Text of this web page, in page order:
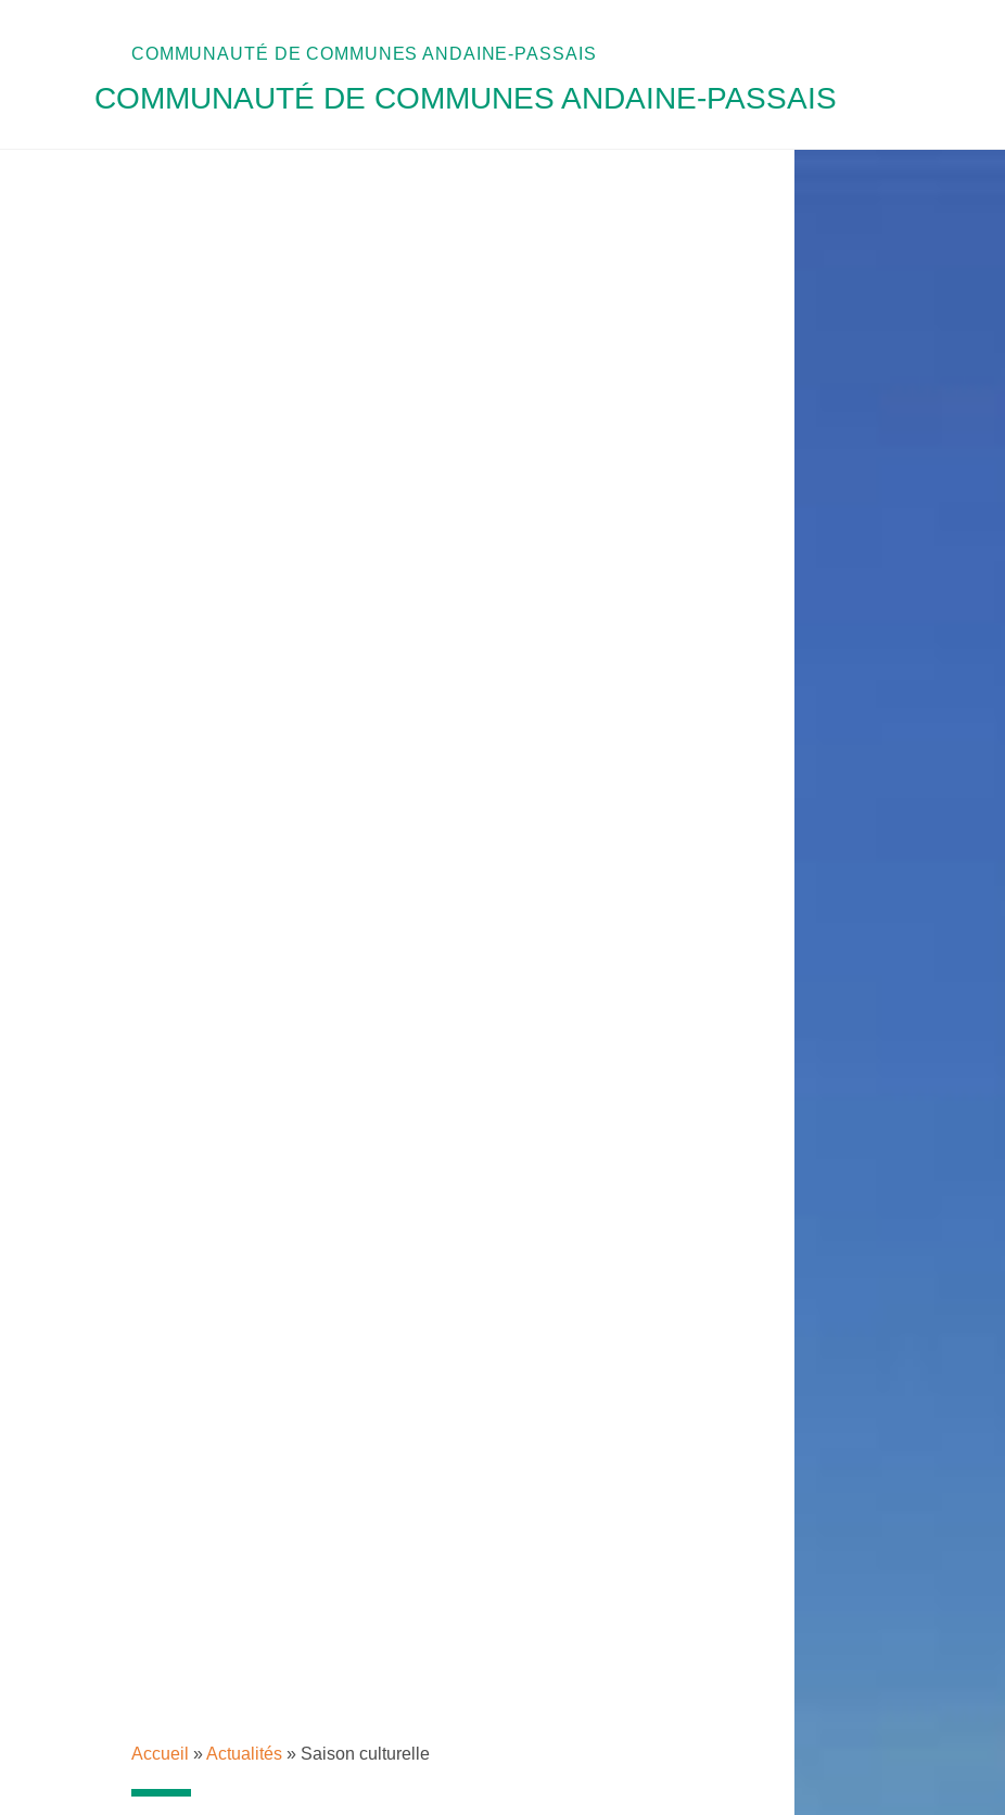
COMMUNAUTÉ DE COMMUNES ANDAINE-PASSAIS
COMMUNAUTÉ DE COMMUNES ANDAINE-PASSAIS
Accueil »Actualités» Saison culturelle